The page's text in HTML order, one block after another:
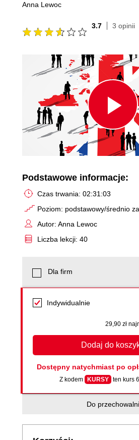
Anna Lewoc
3.7 3 opinii
Podstawowe informacje:
Czas trwania: 02:31:03
Poziom: podstawowy/średnio
Autor: Anna Lewoc
Liczba lekcji: 40
Dla firm
Indywidualnie
29,90 zł
Dodaj do
Dostępny natychmiast po
Z kodem KURSY ten kurs
Do przechowalni